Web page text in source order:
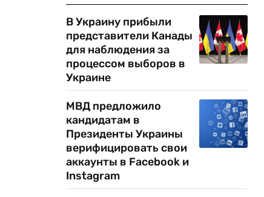
В Украину прибыли
представители Канады
для наблюдения за
процессом выборов в
Украине
МВД предложило
кандидатам в
Президенты Украины
верифицировать свои
аккаунты в Facebook и
Instagram